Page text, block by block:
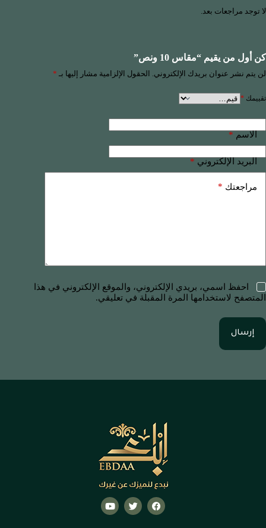
لا توجد مراجعات بعد.
كن أول من يقيم “مقاس 10 ونص”
لن يتم نشر عنوان بريدك الإلكتروني. الحقول الإلزامية مشار إليها بـ *
تقييمك *
الاسم*
البريد الإلكتروني*
مراجعتك *
احفظ اسمي، بريدي الإلكتروني، والموقع الإلكتروني في هذا
المتصفح لاستخدامها المرة المقبلة في تعليقي.
إرسال